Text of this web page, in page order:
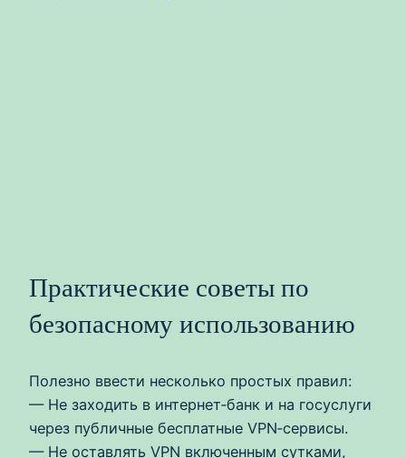
Практические советы по
безопасному использованию
Полезно ввести несколько простых правил:
— Не заходить в интернет‑банк и на госуслуги
через публичные бесплатные VPN‑сервисы.
— Не оставлять VPN включенным сутками,